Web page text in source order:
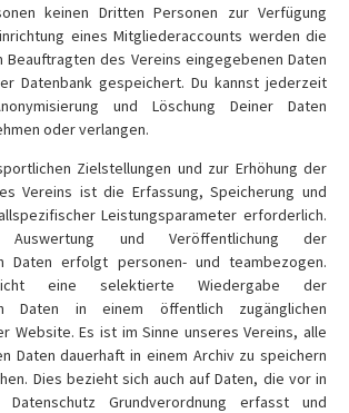
keinen Dritten Personen zur Verfügung
eines Mitgliederaccounts werden die
Beauftragten des Vereins eingegebenen Daten
Datenbank gespeichert. Du kannst jederzeit
und Löschung Deiner Daten
oder verlangen.
Zielstellungen und zur Erhöhung der
Vereins ist die Erfassung, Speicherung und
Leistungsparameter erforderlich.
Auswertung und Veröffentlichung der
Daten erfolgt personen- und teambezogen.
eine selektierte Wiedergabe der
Daten in einem öffentlich zugänglichen
Website. Es ist im Sinne unseres Vereins, alle
Daten dauerhaft in einem Archiv zu speichern
Dies bezieht sich auch auf Daten, die vor in
Grundverordnung erfasst und